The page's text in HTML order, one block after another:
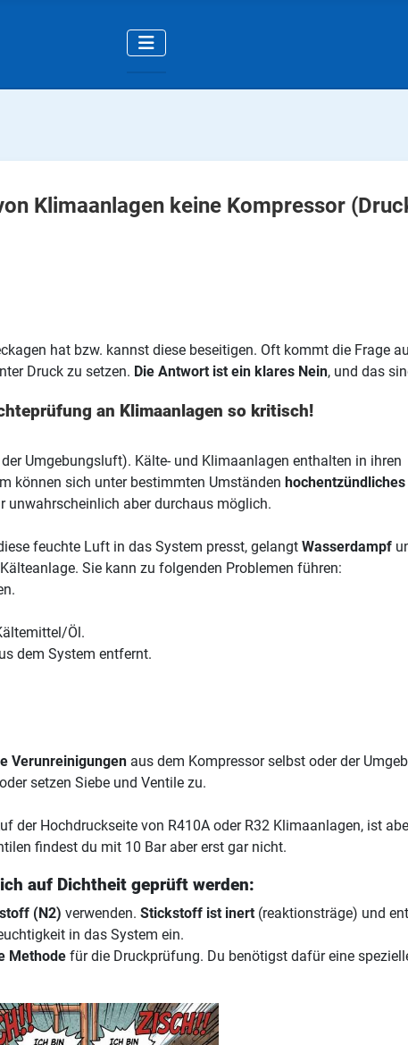
Klimaanlagen keine Kompressor
hat bzw. kannst diese beseitigen. Oft kommt die Frage
Druck zu setzen. Die Antwort ist ein klares Nein, und das
an Klimaanlagen so kritisch!
der Umgebungsluft). Kälte- und Klimaanlagen enthalten in ihren
können sich unter bestimmten Umständen
unwahrscheinlich aber durchaus möglich.
feuchte Luft in das System presst, gelangt Wasserdampf
Sie kann zu folgenden Problemen führen:
Öl.
dem System entfernt.
Verunreinigungen aus dem Kompressor selbst oder der
setzen Siebe und Ventile zu.
der Hochdruckseite von R410A oder R32 Klimaanlagen, ist
findest du mit 10 Bar aber erst gar nicht.
auf Dichtheit geprüft werden:
(N2) verwenden. Stickstoff ist inert (reaktionsträge) und
in das System ein.
Methode für die Druckprüfung. Du benötigst dafür eine